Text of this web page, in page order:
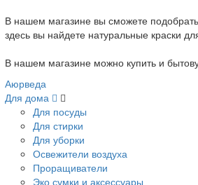
В нашем магазине вы сможете
здесь вы найдете натуральные краски
В нашем магазине можно купить и
Аюрведа
Для дома
Для посуды
Для стирки
Для уборки
Освежители воздуха
Проращиватели
Эко сумки и аксессуары